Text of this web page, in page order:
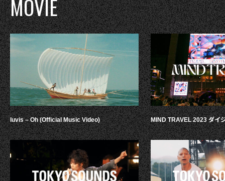
MOVIE
luvis – Oh (Official Music Video) MIND TRAVEL 2023 ダイ